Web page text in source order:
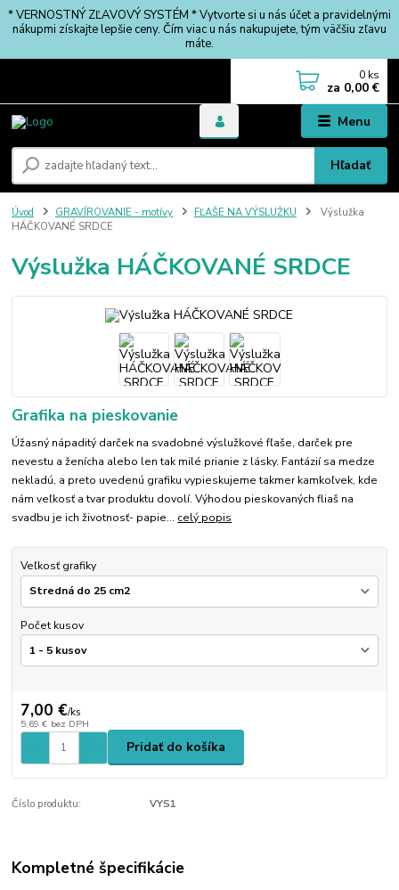
* VERNOSTNÝ ZĽAVOVÝ SYSTÉM * Vytvorte si u nás účet a pravidelnými
nákupmi získajte lepšie ceny. Čím viac u nás nakupujete, tým väčšiu zľavu
máte.
Menu
Hľadať
0 ks
za 0,00 €
Úvod GRAVÍROVANIE - motívy FĽAŠE NA VÝSLUŽKU
Výslužka
HÁČKOVANÉ SRDCE
Výslužka HÁČKOVANÉ SRDCE
Grafika na pieskovanie
Úžasný nápaditý darček na svadobné výslužkové fľaše, darček pre
nevestu a ženícha alebo len tak milé prianie z lásky. Fantázií sa medze
nekladú, a preto uvedenú grafiku vypieskujeme takmer kamkoľvek, kde
nám veľkosť a tvar produktu dovolí. Výhodou pieskovaných fliaš na
svadbu je ich životnosť- papie... celý popis
Veľkosť grafiky
Počet kusov
7,00 €/ks
5,69 € bez DPH
Pridať do košíka
Číslo produktu: VYS1
Kompletné špecifikácie